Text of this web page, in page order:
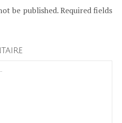
be published. Required fields